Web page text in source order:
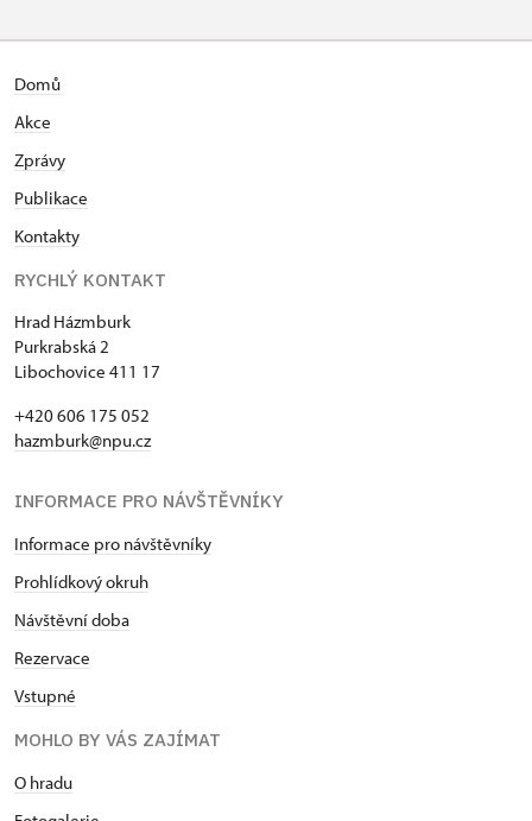
Průkaz ICOMOS (pouze držitel)
Celoroční volné vstupenky vydané
NPÚ (držitel a 1 osoba)
Jednorázové vstupenky vydané NPÚ
( pouze držitel)
Průkaz zaměstnance NPÚ (+ až 3
Průkaz Náš člověk *
* Platí pouze pro jednu osobu
(držitele průkazu)
Domů
Akce
Zprávy
Publikace
Kontakty
RYCHLÝ KONTAKT
Hrad Házmburk
Purkrabská 2
Libochovice 411 17
+420 606 175 052
hazmburk@npu.cz
INFORMACE PRO NÁVŠTĚVNÍKY
Informace pro návštěvníky
Prohlídkový okruh
Návštěvní doba
Rezervace
Vstupné
MOHLO BY VÁS ZAJÍMAT
O hradu